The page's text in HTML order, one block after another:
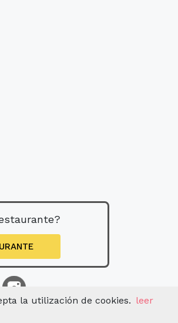
la utilización de cookies. leer